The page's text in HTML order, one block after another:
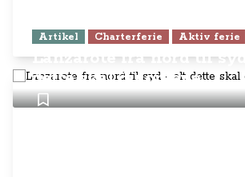
Artikel Charterferie Aktiv ferie
Lanzarote fra nord til
dette skal du opleve